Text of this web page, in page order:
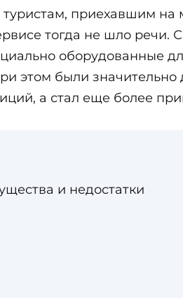
приехавшим на
тогда не шло речи.
оборудованные
этом были
а стал еще более
и недостатки